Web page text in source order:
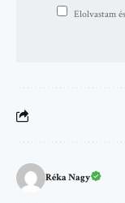
Elolvastam
Réka Nagy